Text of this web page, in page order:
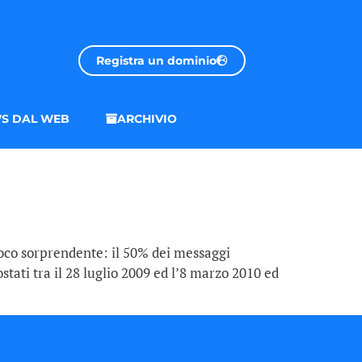
Registra un dominio
DAL WEB ARCHIVIO
sorprendente: il 50% dei messaggi
tra il 28 luglio 2009 ed l’8 marzo 2010 ed